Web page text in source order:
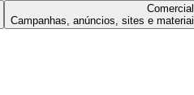
Comercial
Campanhas, anúncios, sites e